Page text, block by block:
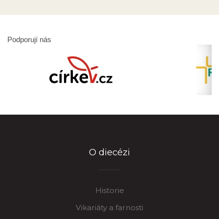
Podporují nás
O diecézi
Historie
Vikariáty a farnosti